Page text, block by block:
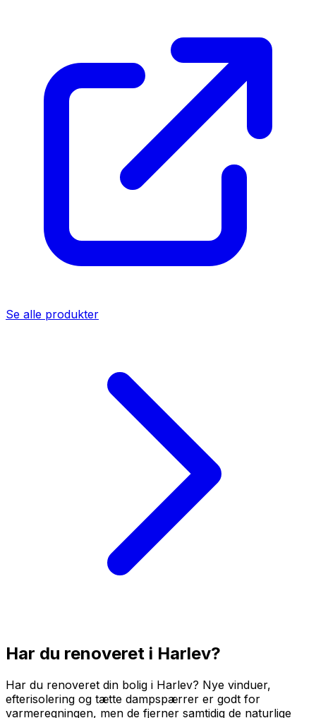
Se alle produkter
Har du renoveret i Harlev?
Har du renoveret din bolig i Harlev? Nye vinduer,
efterisolering og tætte dampspærrer er godt for
varmeregningen, men de fjerner samtidig de naturlige